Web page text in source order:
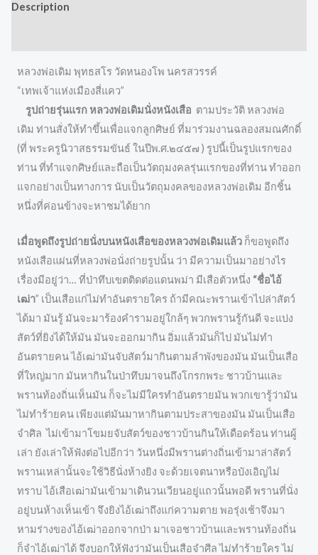
Description
หลวงพ่อเดิม พุทธสโร วัดหนองโพ นครสวรรค์
“เทพเจ้าแห่งเมืองสี่แคว”
รูปถ่ายรุ่นแรก หลวงพ่อเดิมนั่งหนังเสือ ตามประวัติ หลวงพ่อ
เดิม ท่านสั่งให้ทำขึ้นเพื่อแจกลูกศิษย์ ที่มาร่วมงานฉลองสมณศักดิ์
(ที่ พระครูนิวาสธรรมขันธ์ ในปีพ.ศ.๒๔๕๗ ) รูปนี้เป็นรูปแรกของ
ท่าน ที่ทำแจกศิษย์และถือเป็นวัตถุมงคลรุ่นแรกของที่ท่าน ทำออก
แจกอย่างเป็นทางการ นับเป็นวัตถุมงคลของหลวงพ่อเดิม อีกชิ้น
หนึ่งที่ค่อนข้างจะหาชมได้ยาก
เมื่อพูดถึงรูปถ่ายนั่งบนหนังเสือของหลวงพ่อเดิมแล้ว ก็ขอพูดถึง
หนังเสือแผ่นที่หลวงพ่อนั่งถ่ายรูปนั้น ว่า มีความเป็นมาอย่างไร
เรื่องมีอยู่ว่า… ที่ป่าทึบเขตติดต่อแดนพม่า มีเสือตัวหนึ่ง “ชื่อไอ้
เฒ่า” เป็นเสือแก่ไม่ทำอันตรายใคร ถ้ามีคณะพรานเข้าไปล่าสัตว์
ได้มา มันรู้ มันจะมาร้องคำรามอยู่ใกล้ๆ พวกพรานรู้กันดี จะแบ่ง
สัตว์ที่ยิงได้ให้มัน มันจะออกมากิน อิ่มแล้วมันก็ไป มันไม่ทำ
อันตรายคน ไอ้เฒ่ามันจับสัตว์มากินตามลำพังของมัน มันเป็นเสือ
ที่ใหญ่มาก มันหากินในป่าทึบมาจนถึงโกรกพระ ชาวบ้านและ
พรานท้องถิ่นเห็นมัน ก็จะไม่มีใครทำอันตรายมัน พวกเขารู้ว่ามัน
ไม่ทำร้ายคน เพียงแต่มันมาหากินตามประสาของมัน มันเป็นเสือ
จำศิล ไม่เข้ามาโขมยจับสัตว์ของชาวบ้านกินให้เดือดร้อน ท่านผู้
เล่า ยังเล่าให้ฟังต่อไปอีกว่า วันหนึ่งมีพรานต่างถิ่นเข้ามาล่าสัตว์
พรานเหล่านั้นจะใช้วิธีนั่งห้างยิง จะด้วยเจตนาหรือบังเอิญไม่
ทราบ ไอ้เสือเฒ่ามันเข้ามาเดินวนเวียนอยู่แถวนั้นพอดี พรานที่นั่ง
อยู่บนห้างเห็นเข้า จึงยิงไอ้เฒ่าถึงแก่ความตาย พอรุ่งเช้าจึงมา
หามร่างของไอ้เฒ่าออกจากป่า มาเจอชาวบ้านและพรานท้องถิ่น
ก็จำไอ้เฒ่าได้ จึงบอกให้ฟังว่ามันเป็นเสือจำศีล ไม่ทำร้ายใคร ไม่